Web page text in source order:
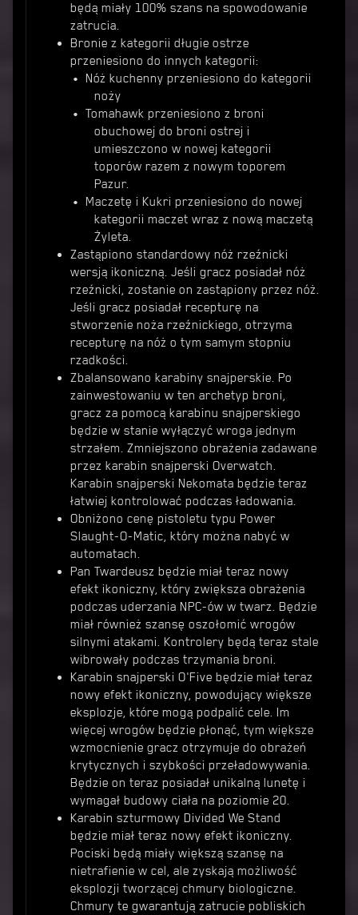
będą miały 100% szans na spowodowanie
zatrucia.
Bronie z kategorii długie ostrze
przeniesiono do innych kategorii:
Nóż kuchenny przeniesiono do kategorii
noży
Tomahawk przeniesiono z broni
obuchowej do broni ostrej i
umieszczono w nowej kategorii
toporów razem z nowym toporem
Pazur.
Maczetę i Kukri przeniesiono do nowej
kategorii maczet wraz z nową maczetą
Żyleta.
Zastąpiono standardowy nóż rzeźnicki
wersją ikoniczną. Jeśli gracz posiadał nóż
rzeźnicki, zostanie on zastąpiony przez nóż.
Jeśli gracz posiadał recepturę na
stworzenie noża rzeźnickiego, otrzyma
recepturę na nóż o tym samym stopniu
rzadkości.
Zbalansowano karabiny snajperskie. Po
zainwestowaniu w ten archetyp broni,
gracz za pomocą karabinu snajperskiego
będzie w stanie wyłączyć wroga jednym
strzałem. Zmniejszono obrażenia zadawane
przez karabin snajperski Overwatch.
Karabin snajperski Nekomata będzie teraz
łatwiej kontrolować podczas ładowania.
Obniżono cenę pistoletu typu Power
Slaught-O-Matic, który można nabyć w
automatach.
Pan Twardeusz będzie miał teraz nowy
efekt ikoniczny, który zwiększa obrażenia
podczas uderzania NPC-ów w twarz. Będzie
miał również szansę oszołomić wrogów
silnymi atakami. Kontrolery będą teraz stale
wibrowały podczas trzymania broni.
Karabin snajperski O'Five będzie miał teraz
nowy efekt ikoniczny, powodujący większe
eksplozje, które mogą podpalić cele. Im
więcej wrogów będzie płonąć, tym większe
wzmocnienie gracz otrzymuje do obrażeń
krytycznych i szybkości przeładowywania.
Będzie on teraz posiadał unikalną lunetę i
wymagał budowy ciała na poziomie 20.
Karabin szturmowy Divided We Stand
będzie miał teraz nowy efekt ikoniczny.
Pociski będą miały większą szansę na
nietrafienie w cel, ale zyskają możliwość
eksplozji tworzącej chmury biologiczne.
Chmury te gwarantują zatrucie pobliskich